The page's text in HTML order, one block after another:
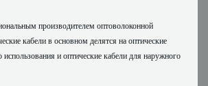
производителем оптоволоконной
кабели в основном делятся на оптические
использования и оптические кабели для наружного